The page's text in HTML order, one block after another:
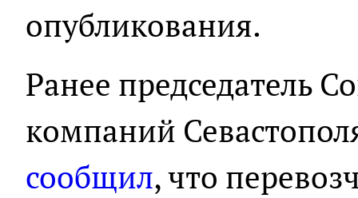
опубликования.
Ранее председатель
компаний
сообщил, что